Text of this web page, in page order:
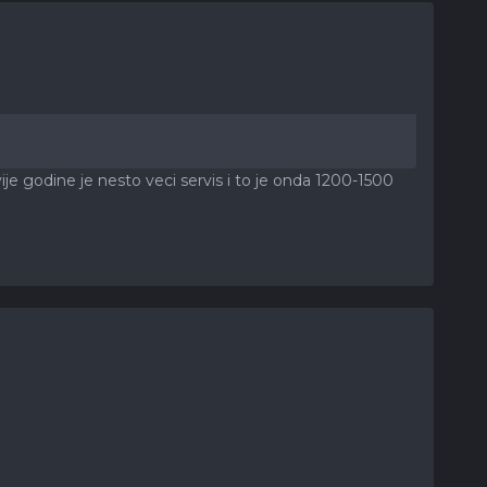
godine je nesto veci servis i to je onda 1200-1500